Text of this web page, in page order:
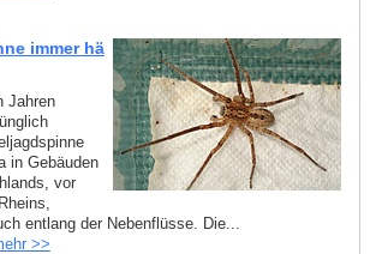
immer hä
Jahren
in Gebäuden
vor
entlang der Nebenflüsse. Die...
>>